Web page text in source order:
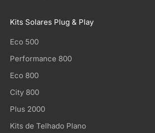
Kits Solares Plug & Play
Eco 500
Performance 800
Eco 800
City 800
Plus 2000
Kits de Telhado Plano